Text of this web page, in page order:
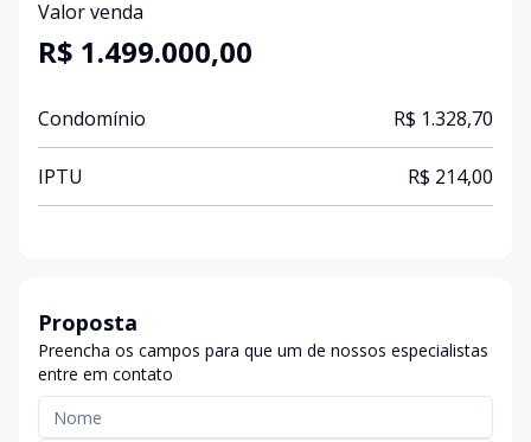
Valor venda
R$ 1.499.000,00
Condomínio R$ 1.328,70
IPTU R$ 214,00
Proposta
Preencha os campos para que um de nossos especialistas
entre em contato